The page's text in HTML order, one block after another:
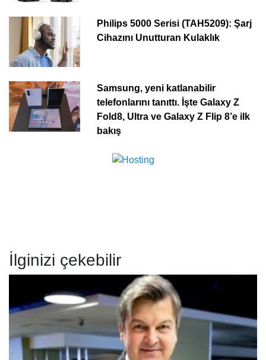
Philips 5000 Serisi (TAH5209): Şarj
Cihazını Unutturan Kulaklık
Samsung, yeni katlanabilir
telefonlarını tanıttı. İşte Galaxy Z
Fold8, Ultra ve Galaxy Z Flip 8’e ilk
bakış
İlginizi çekebilir